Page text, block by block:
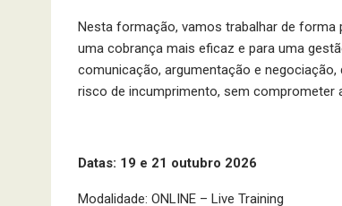
Nesta formação, vamos trabalhar de
uma cobrança mais eficaz e para uma
comunicação, argumentação e
risco de incumprimento, sem comprometer
Datas: 19 e 21 outubro 2026
Modalidade: ONLINE – Live Training